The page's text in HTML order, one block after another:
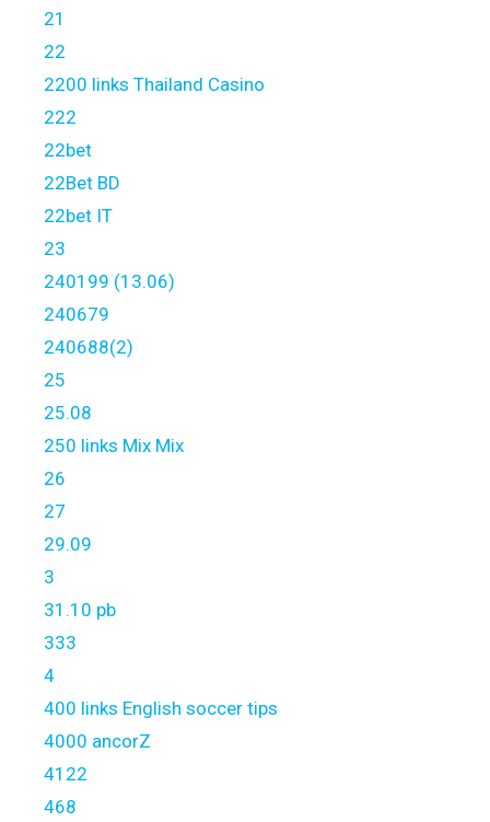
21
22
2200 links Thailand Casino
222
22bet
22Bet BD
22bet IT
23
240199 (13.06)
240679
240688(2)
25
25.08
250 links Mix Mix
26
27
29.09
3
31.10 pb
333
4
400 links English soccer tips
4000 ancorZ
4122
468